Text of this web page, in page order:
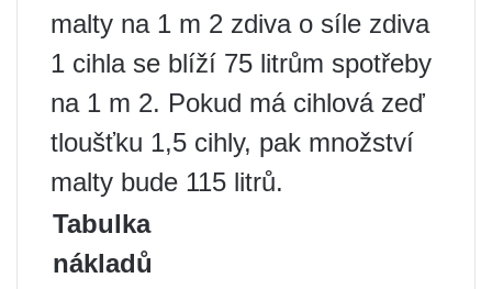
malty na 1 m 2 zdiva o síle zdiva
1 cihla se blíží 75 litrům spotřeby
na 1 m 2. Pokud má cihlová zeď
tloušťku 1,5 cihly, pak množství
malty bude 115 litrů.
Tabulka
nákladů